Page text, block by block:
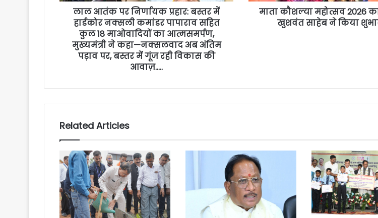
लाल आतंक पर निर्णायक प्रहार: बस्तर में
हार्डकोर नक्सली कमांडर पापाराव सहित
कुल 18 माओवादियों का आत्मसमर्पण,
मुख्यमंत्री ने कहा—नक्सलवाद अब अंतिम
पड़ाव पर, बस्तर में गूंज रही विकास की
आवाज़…..
माता कौशल्या महोत्सव 2026
खुशवंत साहेब ने किया
Related Articles